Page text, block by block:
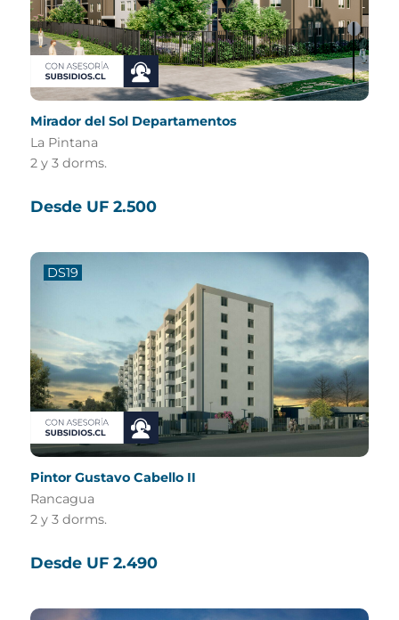
Mirador del Sol Departamentos
La Pintana
2 y 3 dorms.
Desde UF 2.500
DS19
Pintor Gustavo Cabello II
Rancagua
2 y 3 dorms.
Desde UF 2.490